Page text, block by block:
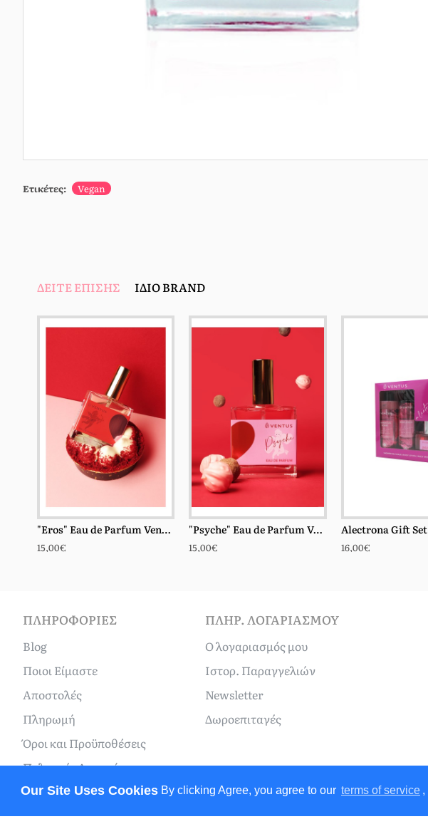
Our Site Uses Cookies By clicking Agree, you agree to our terms of service ,
Ετικέτες: Vegan
ΔΕΊΤΕ ΕΠΊΣΗΣ ΊΔΙΟ BRAND
"Eros" Eau de Parfum Ventus 100ml
15,00€
"Psyche" Eau de Parfum Ventus 100ml
15,00€ 16,00€
ΠΛΗΡΟΦΟΡΊΕΣ
Blog
Ποιοι Είμαστε
Αποστολές
Πληρωμή
Όροι και Προϋποθέσεις
Πολιτικές Απορρήτου
ΠΛΗΡ. ΛΟΓΑΡΙΑΣΜΟΎ
Ο λογαριασμός μου
Ιστορ. Παραγγελιών
Newsletter
Δωροεπιταγές